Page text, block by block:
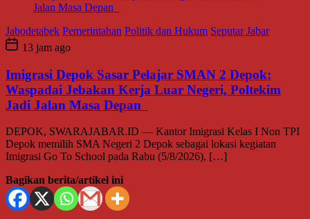
Jabodetabek Pemerintahan Politik dan Hukum Seputar Jabar
13 jam ago
Imigrasi Depok Sasar Pelajar SMAN 2 Depok:
Waspadai Jebakan Kerja Luar Negeri, Poltekim
Jadi Jalan Masa Depan
DEPOK, SWARAJABAR.ID — Kantor Imigrasi Kelas I Non TPI
Depok memilih SMA Negeri 2 Depok sebagai lokasi kegiatan
Imigrasi Go To School pada Rabu (5/8/2026), […]
Bagikan berita/artikel ini